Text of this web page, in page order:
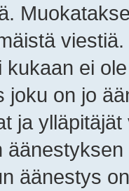
ei
joku on jo
ja
äänestys